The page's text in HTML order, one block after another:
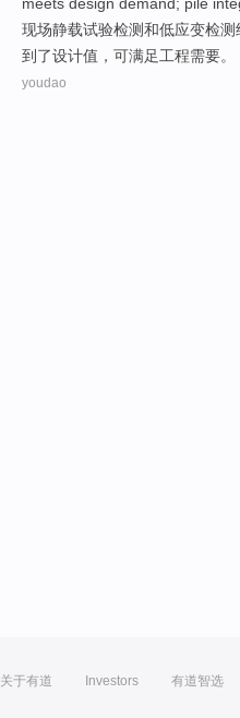
meets design demand; pile
现场静载试验检测和低应变检测
到 了设计值 ，可满足工程需要。
youdao
关于有道 Investors 有道智选